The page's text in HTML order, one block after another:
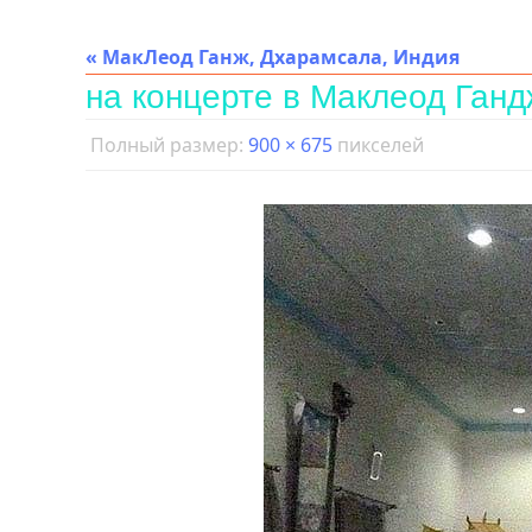
« МакЛеод Ганж, Дхарамсала, Индия
на концерте в Маклеод
Полный размер: 900 × 675 пикселей